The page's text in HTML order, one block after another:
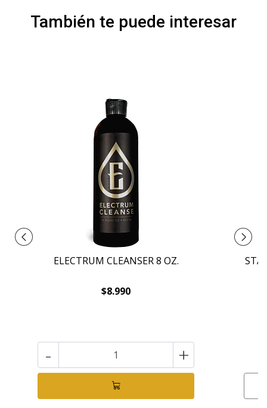
También te puede interesar
ELECTRUM CLEANSER 8 OZ.
$8.990
- +